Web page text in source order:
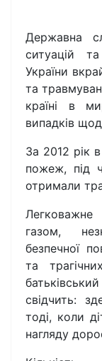
Державна
ситуацій
України
та
країні в
випадків
За 2012 рік
пожеж, під
отримали
газом,
безпечної
та
свідчить:
тоді, коли
нагляду